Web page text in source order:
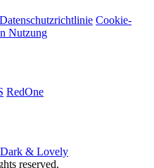
Datenschutzrichtlinie Cookie-
Nutzung
RedOne
Dark & Lovely
reserved.